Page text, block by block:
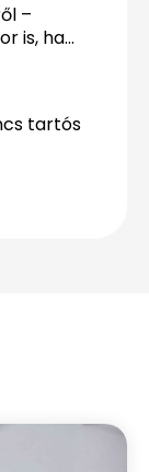
–
is, ha
tartós
tudnod